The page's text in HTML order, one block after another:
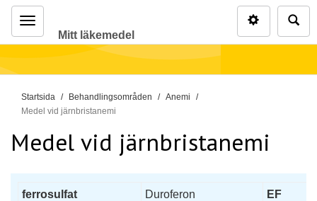
Meny Mitt läkemedel
D
u
ä
r
Startsida Behandlingsområden
Anemi
Medel vid järnbristanemi
Medel vid järnbristanemi
ferrosulfat Duroferon EF